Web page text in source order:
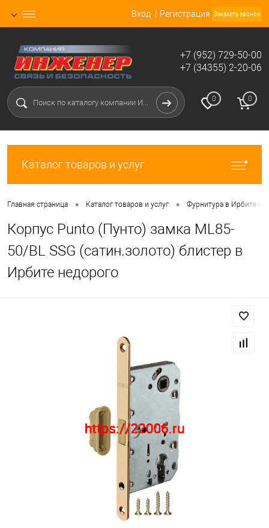
Вход Регистрация Заказать звонок
+7 (952) 729-50-00
+7 (34355) 2-20-06
0 0
Каталог товаров и услуг
Главная страница • Каталог товаров и услуг • Фурнитура в Ирбите
Корпус Punto (Пунто) замка ML85-
50/BL SSG (сатин.золото) блистер в
Ирбите недорого